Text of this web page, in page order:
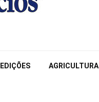
EDIÇÕES AGRICULTURA